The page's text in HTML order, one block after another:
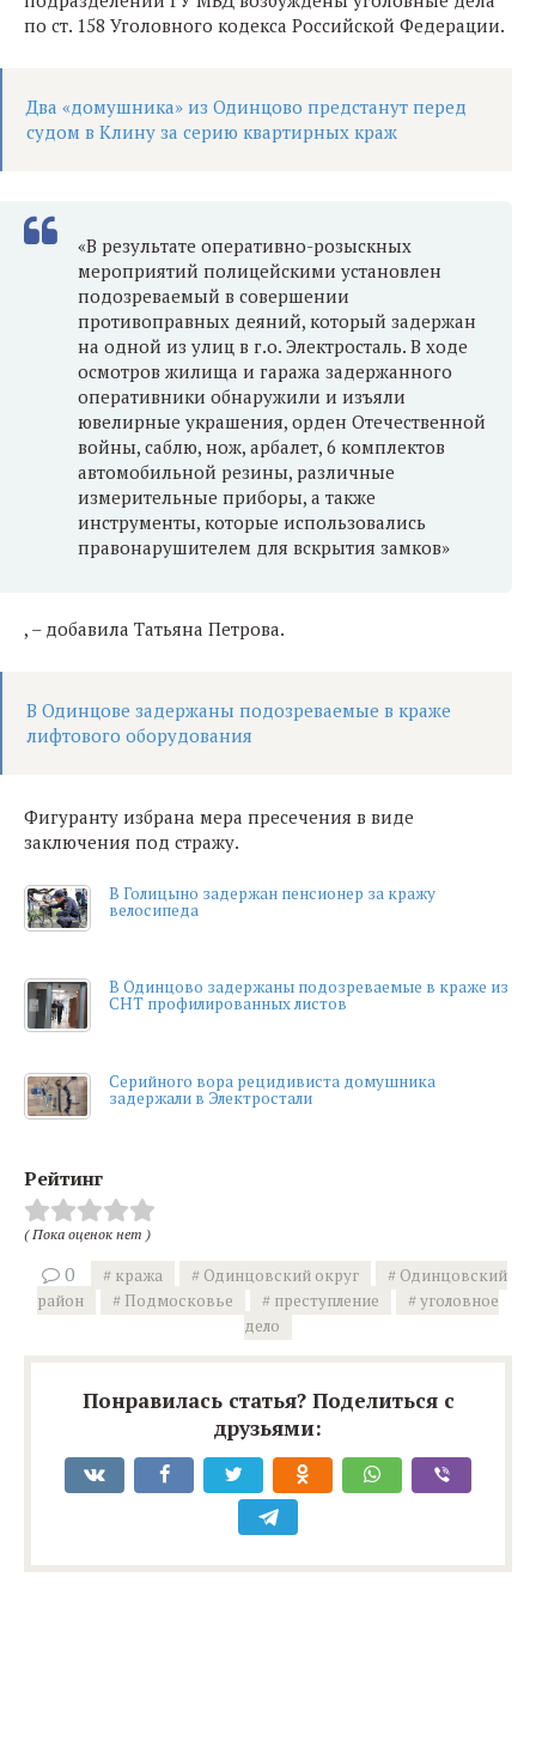
по ст. 158 Уголовного кодекса Российской Федерации.
Два «домушника» из Одинцово предстанут перед
судом в Клину за серию квартирных краж
«В результате оперативно-розыскных
мероприятий полицейскими установлен
подозреваемый в совершении
противоправных деяний, который задержан
на одной из улиц в г.о. Электросталь. В ходе
осмотров жилища и гаража задержанного
оперативники обнаружили и изъяли
ювелирные украшения, орден Отечественной
войны, саблю, нож, арбалет, 6 комплектов
автомобильной резины, различные
измерительные приборы, а также
инструменты, которые использовались
правонарушителем для вскрытия замков»
, – добавила Татьяна Петрова.
В Одинцове задержаны подозреваемые в краже
лифтового оборудования
Фигуранту избрана мера пресечения в виде
заключения под стражу.
В Голицыно задержан пенсионер за кражу
велосипеда
В Одинцово задержаны подозреваемые в краже из
СНТ профилированных листов
Серийного вора рецидивиста домушника
задержали в Электростали
Рейтинг
( Пока оценок нет )
0 кража Одинцовский округ
Одинцовский
район
Подмосковье преступление
уголовное
дело
Понравилась статья? Поделиться с
друзьями: